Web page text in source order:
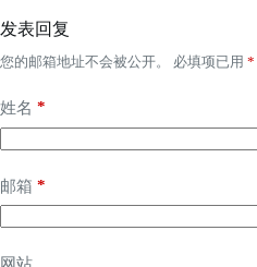
发表回复
您的邮箱地址不会被公开。 必填项已用 *
姓名 *
邮箱 *